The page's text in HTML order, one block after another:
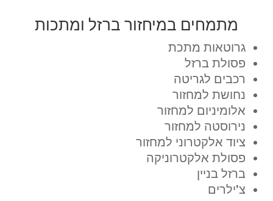
מתמחים במיחזור ברזל ומתכות
גרוטאות מתכת
פסולת ברזל
רכבים לגריטה
נחושת למחזור
אלומיניום למחזור
נירוסטה למחזור
ציוד אלקטרוני למחזור
פסולת אלקטרוניקה
ברזל בניין
צ'ילרים